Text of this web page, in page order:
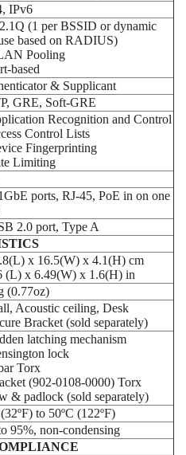
IPv6
(1 per BSSID or dynamic
based on RADIUS)
Pooling
based
& Supplicant
GRE, Soft-GRE
Recognition and Control
Control Lists
Fingerprinting
Limiting
ports, RJ-45, PoE in on one
2.0 port, Type A
x 16.5(W) x 4.1(H) cm
(L) x 6.49(W) x 1.6(H) in
(0.77oz)
Acoustic ceiling, Desk
Bracket (sold separately)
latching mechanism
lock
Torx
(902-0108-0000) Torx
& padlock (sold separately)
to 50ºC (122ºF)
95%, non-condensing